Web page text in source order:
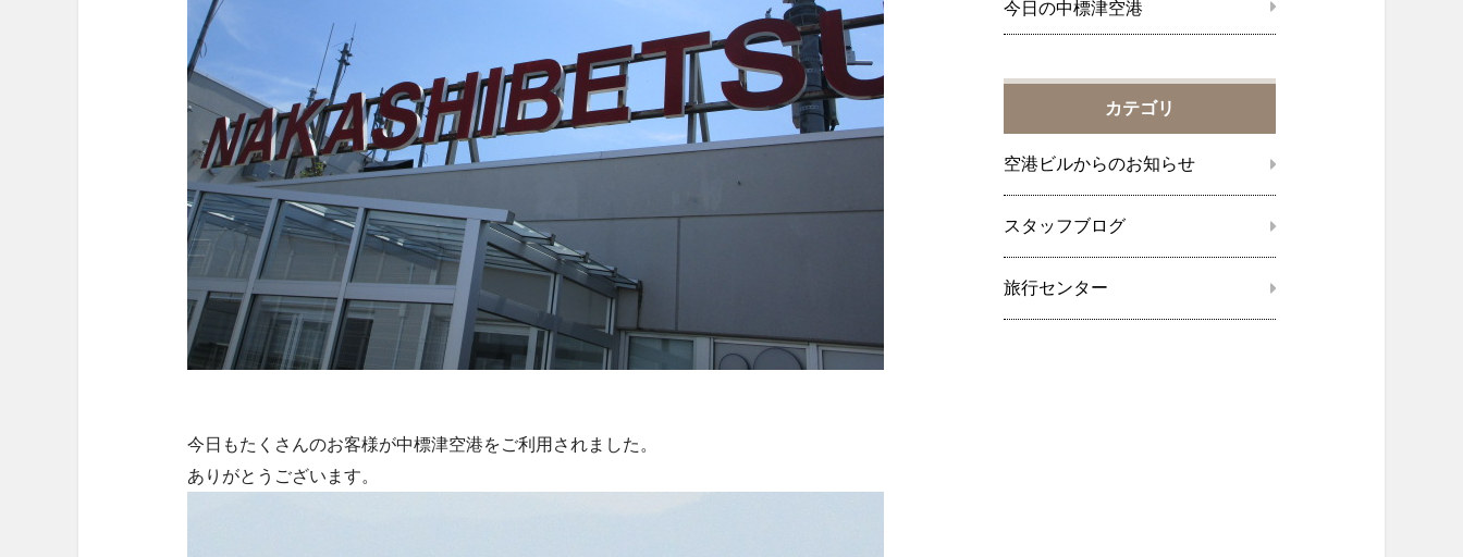
今日もたくさんのお客様が中標津空港をご利用されました。
ありがとうございます。
今日の中標津空港
カテゴリ
空港ビルからのお知らせ
スタッフブログ
旅行センター